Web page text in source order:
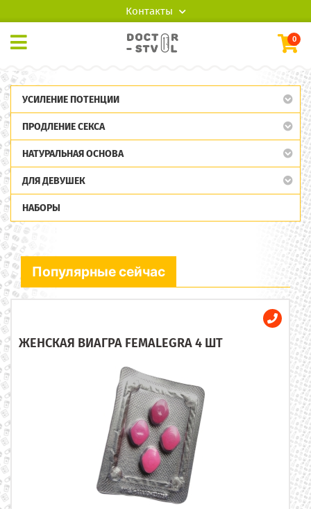
Контакты
0
УСИЛЕНИЕ ПОТЕНЦИИ
ПРОДЛЕНИЕ СЕКСА
НАТУРАЛЬНАЯ ОСНОВА
ДЛЯ ДЕВУШЕК
НАБОРЫ
Популярные сейчас
ЖЕНСКАЯ ВИАГРА FEMALEGRA 4 ШТ